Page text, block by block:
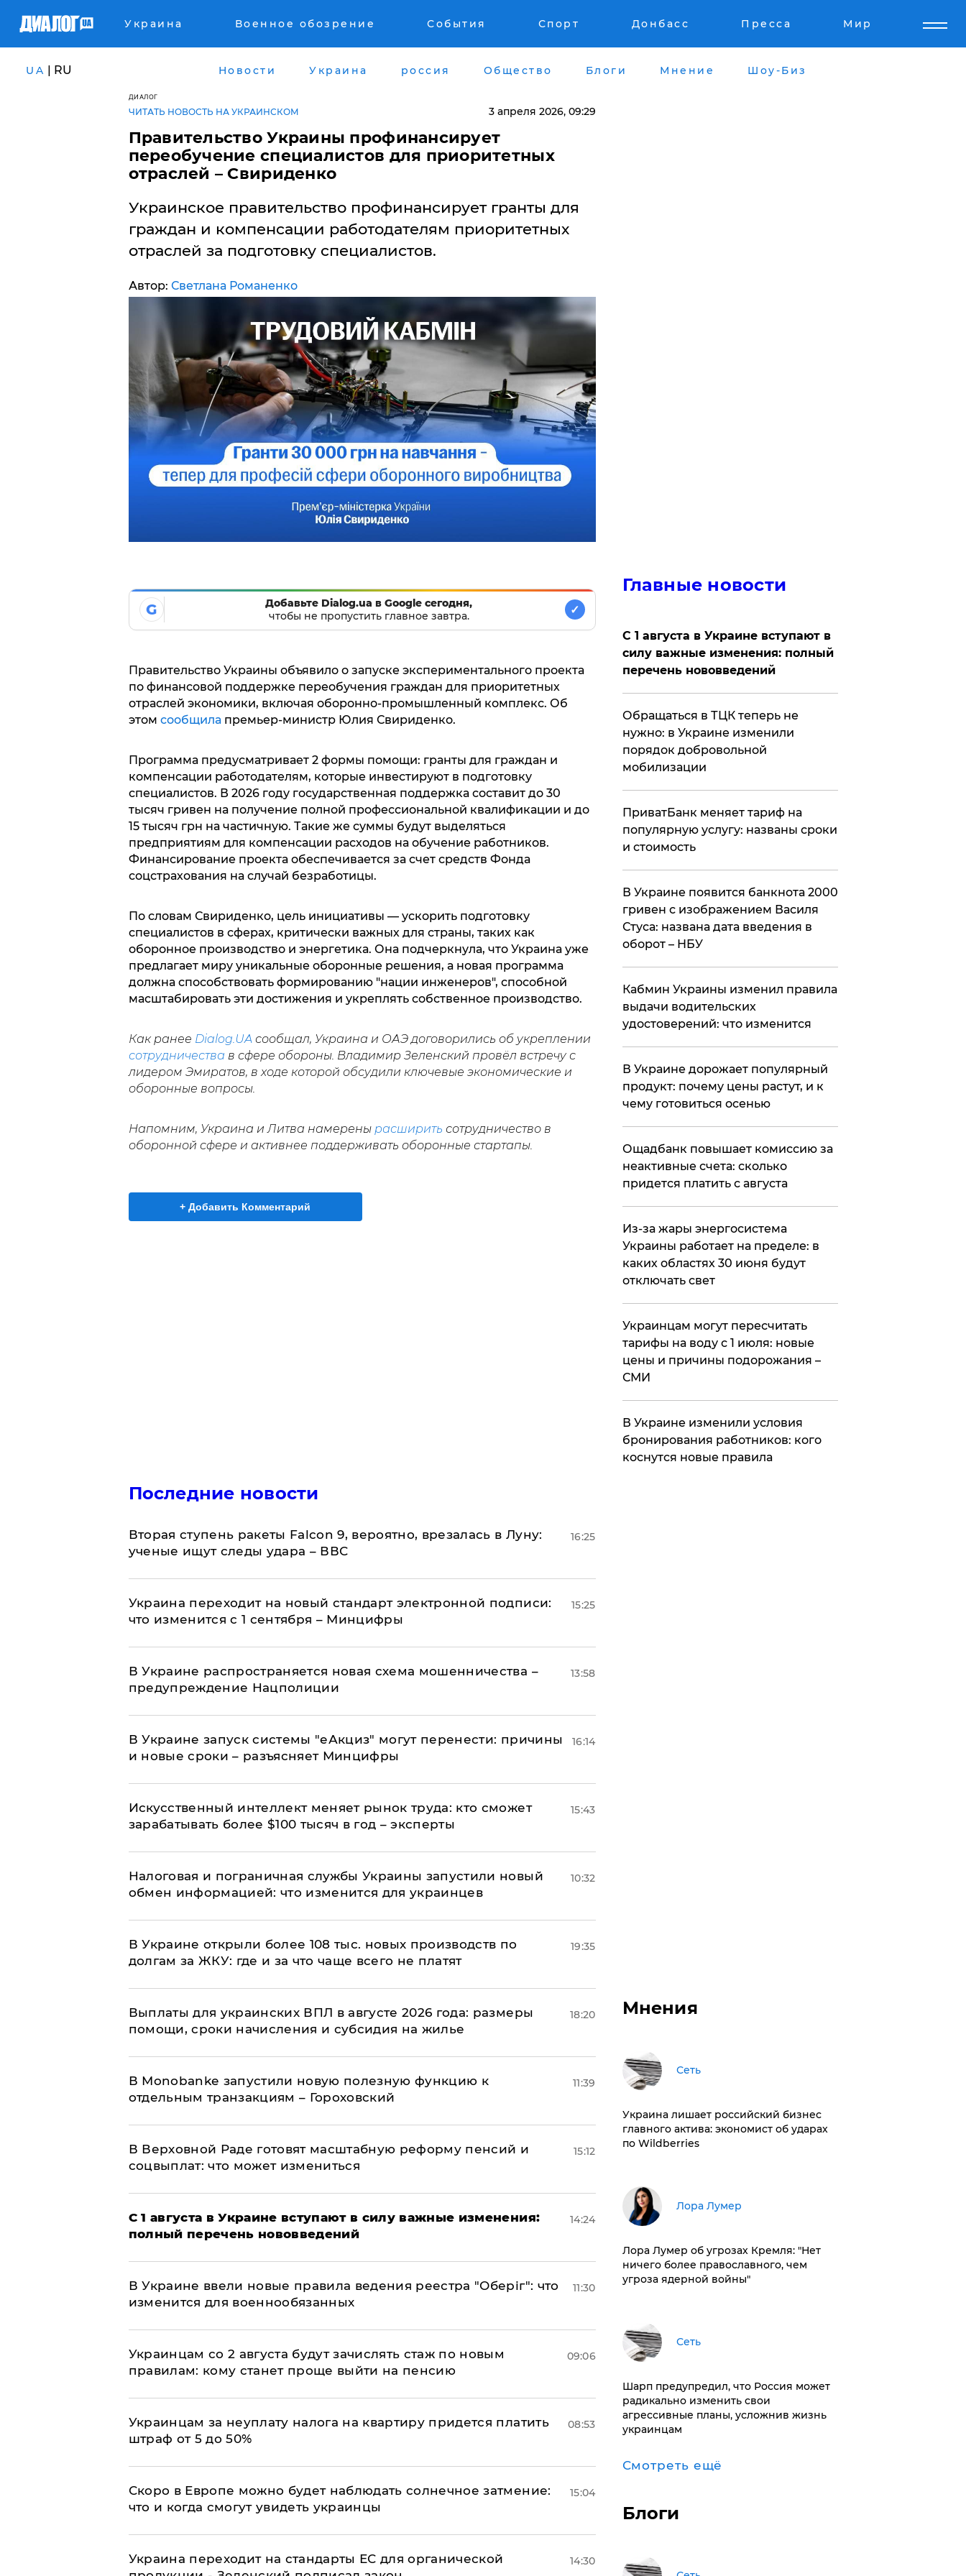
Украина Военное обозрение События Спорт Донбасс Пресса Мир
UA | RU Новости Украина россия Общество Блоги Мнение Шоу-Биз
ДИАЛОГ
ЧИТАТЬ НОВОСТЬ НА УКРАИНСКОМ 3 апреля 2026, 09:29
Правительство Украины профинансирует
переобучение специалистов для приоритетных
отраслей – Свириденко
Украинское правительство профинансирует гранты для
граждан и компенсации работодателям приоритетных
отраслей за подготовку специалистов.
Автор: Светлана Романенко
G
Добавьте Dialog.ua в Google сегодня,
чтобы не пропустить главное завтра.
✓
Правительство Украины объявило о запуске экспериментального проекта
по финансовой поддержке переобучения граждан для приоритетных
отраслей экономики, включая оборонно-промышленный комплекс. Об
этом сообщилапремьер-министр Юлия Свириденко.
Программа предусматривает 2 формы помощи: гранты для граждан и
компенсации работодателям, которые инвестируют в подготовку
специалистов. В 2026 году государственная поддержка составит до 30
тысяч гривен на получение полной профессиональной квалификации и до
15 тысяч грн на частичную. Такие же суммы будут выделяться
предприятиям для компенсации расходов на обучение работников.
Финансирование проекта обеспечивается за счет средств Фонда
соцстрахования на случай безработицы.
По словам Свириденко, цель инициативы — ускорить подготовку
специалистов в сферах, критически важных для страны, таких как
оборонное производство и энергетика. Она подчеркнула, что Украина уже
предлагает миру уникальные оборонные решения, а новая программа
должна способствовать формированию "нации инженеров", способной
масштабировать эти достижения и укреплять собственное производство.
Как ранее Dialog.UA сообщал, Украина и ОАЭ договорились об укреплении
сотрудничества в сфере обороны. Владимир Зеленский провёл встречу с
лидером Эмиратов, в ходе которой обсудили ключевые экономические и
оборонные вопросы.
Напомним, Украина и Литва намерены расширить сотрудничество в
оборонной сфере и активнее поддерживать оборонные стартапы.
+ Добавить Комментарий
Последние новости
Вторая ступень ракеты Falcon 9, вероятно, врезалась в Луну:
ученые ищут следы удара – ВВС
16:25
Украина переходит на новый стандарт электронной подписи:
что изменится с 1 сентября – Минцифры
15:25
В Украине распространяется новая схема мошенничества –
предупреждение Нацполиции
13:58
В Украине запуск системы "еАкциз" могут перенести: причины
и новые сроки – разъясняет Минцифры
16:14
Искусственный интеллект меняет рынок труда: кто сможет
зарабатывать более $100 тысяч в год – эксперты
15:43
Налоговая и пограничная службы Украины запустили новый
обмен информацией: что изменится для украинцев
10:32
В Украине открыли более 108 тыс. новых производств по
долгам за ЖКУ: где и за что чаще всего не платят
19:35
Выплаты для украинских ВПЛ в августе 2026 года: размеры
помощи, сроки начисления и субсидия на жилье
18:20
В Мonobankе запустили новую полезную функцию к
отдельным транзакциям – Гороховский
11:39
В Верховной Раде готовят масштабную реформу пенсий и
соцвыплат: что может измениться
15:12
С 1 августа в Украине вступают в силу важные изменения:
полный перечень нововведений
14:24
В Украине ввели новые правила ведения реестра "Оберіг": что
изменится для военнообязанных
11:30
Украинцам со 2 августа будут зачислять стаж по новым
правилам: кому станет проще выйти на пенсию
09:06
Украинцам за неуплату налога на квартиру придется платить
штраф от 5 до 50%
08:53
Скоро в Европе можно будет наблюдать солнечное затмение:
что и когда смогут увидеть украинцы
15:04
Украина переходит на стандарты ЕС для органической
14:30
Главные новости
С 1 августа в Украине вступают в
силу важные изменения: полный
перечень нововведений
Обращаться в ТЦК теперь не
нужно: в Украине изменили
порядок добровольной
мобилизации
ПриватБанк меняет тариф на
популярную услугу: названы сроки
и стоимость
В Украине появится банкнота 2000
гривен с изображением Василя
Стуса: названа дата введения в
оборот – НБУ
Кабмин Украины изменил правила
выдачи водительских
удостоверений: что изменится
В Украине дорожает популярный
продукт: почему цены растут, и к
чему готовиться осенью
​Ощадбанк повышает комиссию за
неактивные счета: сколько
придется платить с августа
Из-за жары энергосистема
Украины работает на пределе: в
каких областях 30 июня будут
отключать свет
Украинцам могут пересчитать
тарифы на воду с 1 июля: новые
цены и причины подорожания –
СМИ
В Украине изменили условия
бронирования работников: кого
коснутся новые правила
Мнения
Сеть
​Украина лишает российский бизнес
главного актива: экономист об ударах
по Wildberries
​Лора Лумер
Лора Лумер об угрозах Кремля: "Нет
ничего более православного, чем
угроза ядерной войны"
Сеть
Шарп предупредил, что Россия может
радикально изменить свои
агрессивные планы, усложнив жизнь
украинцам
Смотреть ещё
Блоги